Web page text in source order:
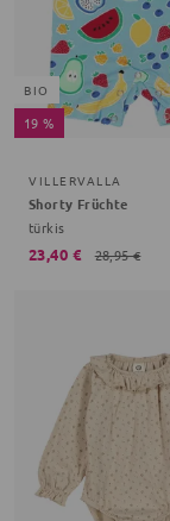
BIO
19 %
VILLERVALLA
Shorty Früchte
türkis
23,40 € 28,95 €